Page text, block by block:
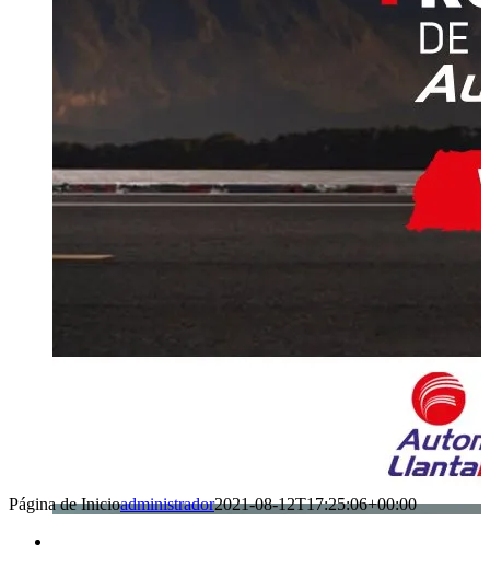
Página de Inicioadministrador2021-08-12T17:25:06+00:00